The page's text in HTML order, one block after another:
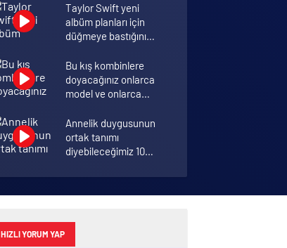
Taylor Swift yeni
albüm planları için
düğmeye bastığını
duyurdu!
Bu kış kombinlere
doyacağınız onlarca
model ve onlarca
Annelik duygusunun
ortak tanımı
diyebileceğimiz 10
Koronavirüsü hafif
geçirmek için 10 öneri
HIZLI YORUM YAP